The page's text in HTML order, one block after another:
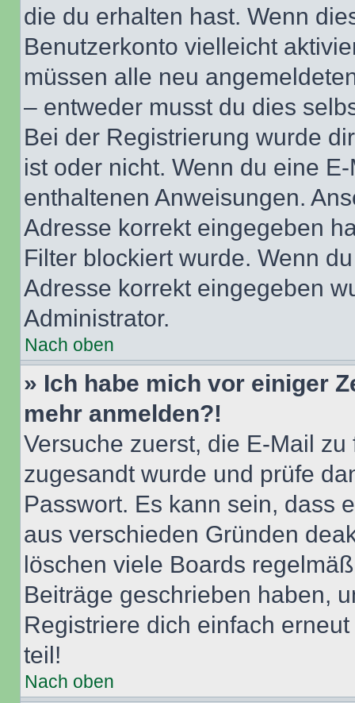
die du erhalten hast. Wenn
Benutzerkonto vielleicht
müssen alle neu
– entweder musst du dies
Bei der Registrierung wurde
ist oder nicht. Wenn du eine
enthaltenen Anweisungen.
Adresse korrekt eingegeben
Filter blockiert wurde. Wenn
Adresse korrekt eingegeben
Administrator.
Nach oben
» Ich habe mich vor einiger
mehr anmelden?!
Versuche zuerst, die E-Mail
zugesandt wurde und prüfe
Passwort. Es kann sein, dass
aus verschieden Gründen
löschen viele Boards
Beiträge geschrieben haben,
Registriere dich einfach
teil!
Nach oben